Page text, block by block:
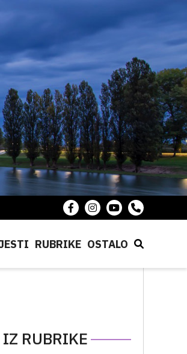
RUBRIKE OSTALO
RUBRIKE